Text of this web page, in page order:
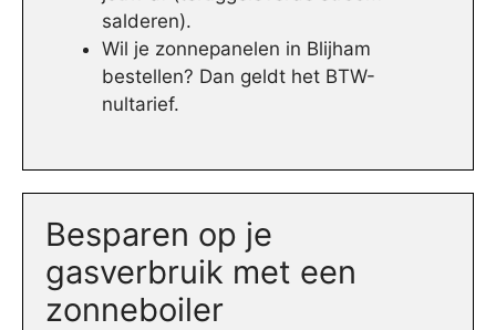
salderen).
Wil je zonnepanelen in Blijham
bestellen? Dan geldt het BTW-
nultarief.
Besparen op je
gasverbruik met een
zonneboiler